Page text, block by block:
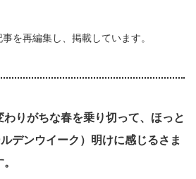
を再編集し、掲載しています。
りがちな春を乗り切って、ほっと
デンウイーク）明けに感じるさま
中部電力